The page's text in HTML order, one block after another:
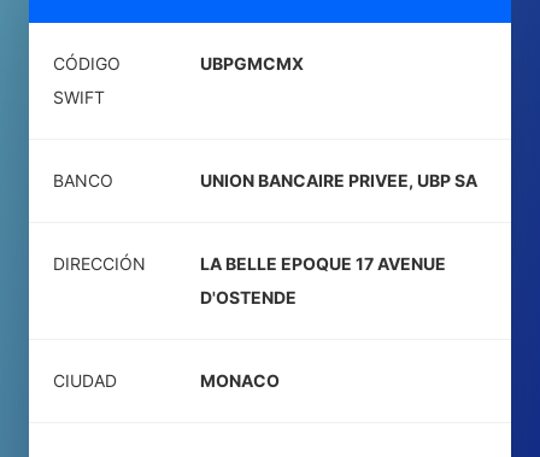
CÓDIGO
SWIFT
UBPGMCMX
BANCO UNION BANCAIRE PRIVEE, UBP SA
DIRECCIÓN
LA BELLE EPOQUE 17 AVENUE
D'OSTENDE
CIUDAD MONACO